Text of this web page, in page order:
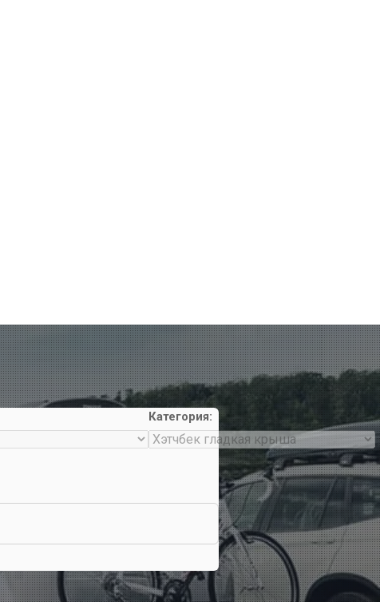
Категория: